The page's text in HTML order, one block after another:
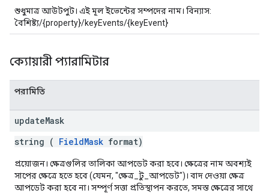
শুধুমাত্র আউটপুট। এই মূল ইভেন্টের সম্পদের নাম। বিন্যাস:
বৈশিষ্ট্য/{property}/keyEvents/{keyEvent}
ক্যোয়ারী প্যারামিটার
পরামিতি
updateMask
string ( FieldMask format)
প্রয়োজন। ক্ষেত্রগুলির তালিকা আপডেট করা হবে। ক্ষেত্রের নাম অবশ্যই
সাপের ক্ষেত্রে হতে হবে (যেমন, "ক্ষেত্র_টু_আপডেট")। বাদ দেওয়া ক্ষেত্র
আপডেট করা হবে না। সম্পূর্ণ সত্তা প্রতিস্থাপন করতে, সমস্ত ক্ষেত্রের সাথে